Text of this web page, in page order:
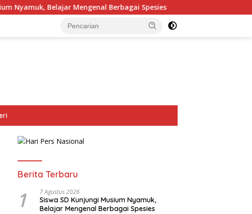
Mengenal Berbagai Spesies Korwil Disdikpora Gelar Sosialisasi
Berita Terbaru
1 7 Agustus 2026
Siswa SD Kunjungi Musium Nyamuk,
Belajar Mengenal Berbagai Spesies